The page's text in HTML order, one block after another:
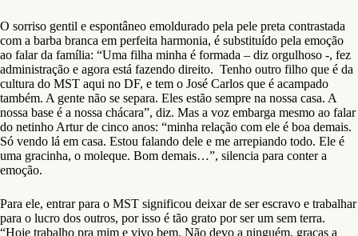
O sorriso gentil e espontâneo emoldurado pela pele preta contrastada
com a barba branca em perfeita harmonia, é substituído pela emoção
ao falar da família: “Uma filha minha é formada – diz orgulhoso -, fez
administração e agora está fazendo direito. Tenho outro filho que é da
cultura do MST aqui no DF, e tem o José Carlos que é acampado
também. A gente não se separa. Eles estão sempre na nossa casa. A
nossa base é a nossa chácara”, diz. Mas a voz embarga mesmo ao falar
do netinho Artur de cinco anos: “minha relação com ele é boa demais.
Só vendo lá em casa. Estou falando dele e me arrepiando todo. Ele é
uma gracinha, o moleque. Bom demais…”, silencia para conter a
emoção.
Para ele, entrar para o MST significou deixar de ser escravo e trabalhar
para o lucro dos outros, por isso é tão grato por ser um sem terra.
“Hoje trabalho pra mim e vivo bem. Não devo a ninguém, graças a